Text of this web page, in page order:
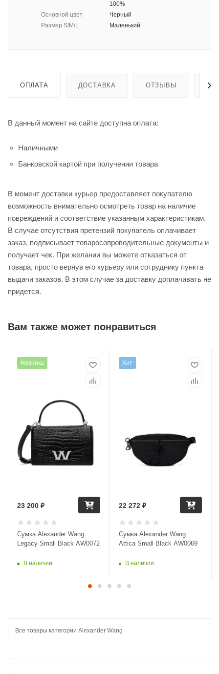
100%
Основной цвет
Черный
Размер S/M/L
Маленький
ОПЛАТА ДОСТАВКА ОТЗЫВЫ
В данный момент на сайте доступна оплата:
Наличными
Банковской картой при получении товара
В момент доставки курьер предоставляет покупателю
возможность внимательно осмотреть товар на наличие
повреждений и соответствие указанным характеристикам.
В случае отсутствия претензий покупатель оплачивает
заказ, подписывает товаросопроводительные документы и
получает чек. При желании вы можете отказаться от
товара, просто вернув его курьеру или сотруднику пункта
выдачи заказов. В этом случае за доставку доплачивать не
придется.
Вам также может понравиться
Новинка
Сумка Alexander Wang
Legacy Small Black AW0072
В наличии
23 200 ₽
Хит
Сумка Alexander Wang
Attica Small Black AW0069
В наличии
22 272 ₽
Все товары категории Alexander Wang